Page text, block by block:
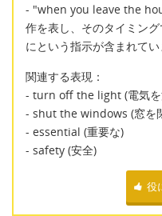
- "when you leave the
作を表し、そのタイミン
にという指示が含まれてい
関連する表現：
- turn off the light (電気を
- shut the windows (窓を
- essential (重要な)
- safety (安全)
役